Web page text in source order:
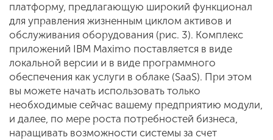
платформу, предлагающую широкий функционал
для управления жизненным циклом активов и
обслуживания оборудования (рис. 3). Комплекс
приложений IBM Maximo поставляется в виде
локальной версии и в виде программного
обеспечения как услуги в облаке (SaaS). При этом
вы можете начать использовать только
необходимые сейчас вашему предприятию модули,
и далее, по мере роста потребностей бизнеса,
наращивать возможности системы за счет